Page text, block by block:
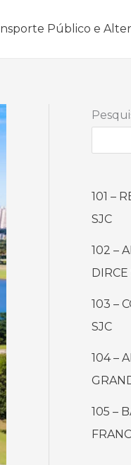
Público e
101 –
SJC
102 –
DIRCE
103 –
SJC
104 –
105 –